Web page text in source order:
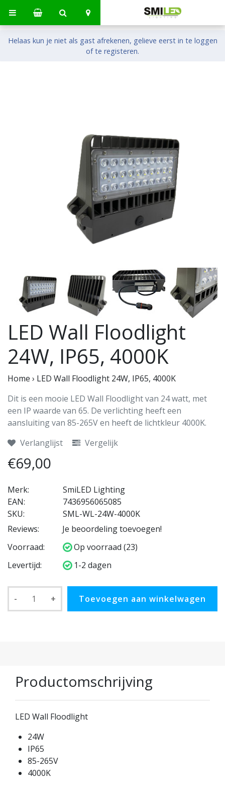
Helaas kun je niet als gast afrekenen, gelieve eerst in te loggen
of te registeren.
LED Wall Floodlight
24W, IP65, 4000K
Home › LED Wall Floodlight 24W, IP65, 4000K
Dit is een mooie LED Wall Floodlight van 24 watt, met
een IP waarde van 65. De verlichting heeft een
aansluiting van 85-265V en heeft de lichtkleur 4000K.
Verlanglijst
Vergelijk
€69,00
Merk:
SmiLED Lighting
EAN:
7436956065085
SKU:
SML-WL-24W-4000K
Reviews:
Je beoordeling toevoegen!
Voorraad:
Op voorraad (23)
Levertijd:
1-2 dagen
- + Toevoegen aan winkelwagen
Productomschrijving
LED Wall Floodlight
24W
IP65
85-265V
4000K